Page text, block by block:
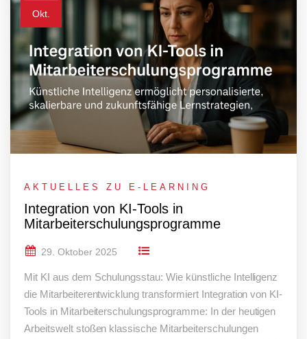
Okt.
AKTUELLES ZU E-LEARNING
Integration von KI-Tools in
Mitarbeiterschulungsprogramme
29. Oktober 2025
Mit KI aus dem Schulungsstau: Wie künstliche Intelligenz
die Mitarbeiterentwicklung transformiert Integration von KI-
Tools in Mitarbeiterschulungsprogramme: In der heutigen
Arbeitswelt stoßen klassische Mitarbeiterschulungen